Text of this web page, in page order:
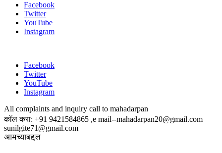
Facebook
Twitter
YouTube
Instagram
Facebook
Twitter
YouTube
Instagram
All complaints and inquiry call to mahadarpan
कॉल करा: +91 9421584865 ,e mail--mahadarpan20@gmail.com
sunilgite71@gmail.com
आमच्याबद्दल